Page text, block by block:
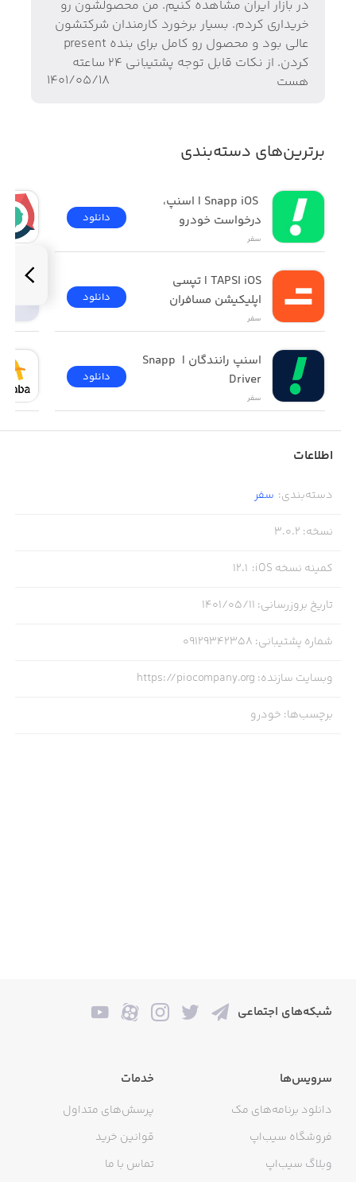
در بازار ایران مشاهده کنیم. من محصولشون رو
خریداری کردم. بسیار برخورد کارمندان شرکتشون
عالی بود و محصول رو کامل برای بنده present
کردن. از نکات قابل توجه پشتیبانی ۲۴ ساعته
هست
۱۴۰۱/۰۵/۱۸
برترین‌های دسته‌بندی
درخواست خودرو
سفر
دانلود
اپلیکیشن مسافران
سفر
دانلود
اسنپ رانندگان | Snapp
Driver
سفر
دانلود
اطلاعات
دسته‌بندی: سفر
نسخه:
3.0.2
کمینه نسخه iOS :
12.1
تاریخ بروزرسانی: ۱۴۰۱/۰۵/۱۱
شماره پشتیبانی:
09129342358
وبسایت سازنده:
https://piocompany.org
برچسب‌ها: خودرو
شبکه‌های اجتماعی
سرویس‌ها
دانلود برنامه‌های مک
فروشگاه سیب‌اپ
وبلاگ سیب‌اپ
خدمات
پرسش‌های متداول
قوانین خرید
تماس با ما